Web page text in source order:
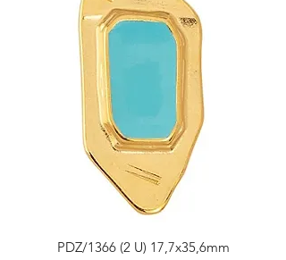
PDZ/1366 (2 U) 17,7x35,6mm